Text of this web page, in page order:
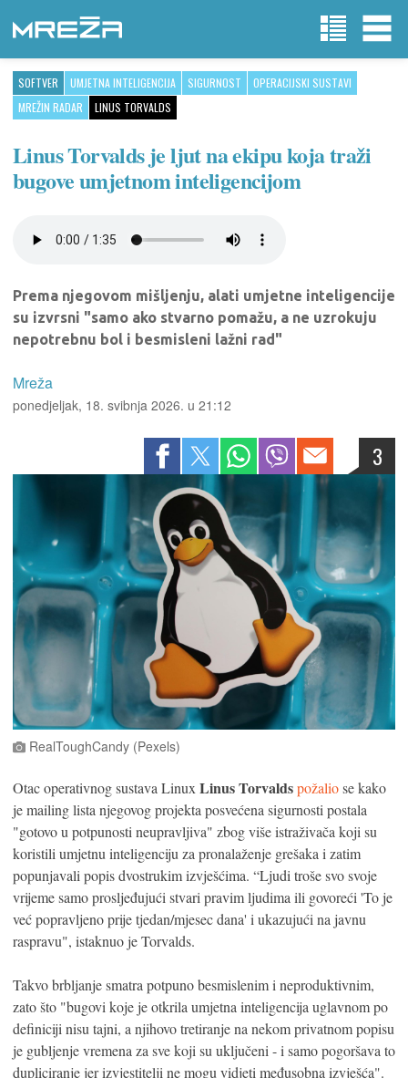
SOFTVER UMJETNA INTELIGENCIJA SIGURNOST
OPERACIJSKI SUSTAVI
MREŽIN RADAR
LINUS TORVALDS
Linus Torvalds je ljut na ekipu koja traži
bugove umjetnom inteligencijom
Prema njegovom mišljenju, alati umjetne inteligencije
su izvrsni "samo ako stvarno pomažu, a ne uzrokuju
nepotrebnu bol i besmisleni lažni rad"
Mreža
ponedjeljak, 18. svibnja 2026. u 21:12
3
RealToughCandy (Pexels)
Otac operativnog sustava Linux Linus Torvaldspožaliose kako
je mailing lista njegovog projekta posvećena sigurnosti postala
"gotovo u potpunosti neupravljiva" zbog više istraživača koji su
koristili umjetnu inteligenciju za pronalaženje grešaka i zatim
popunjavali popis dvostrukim izvješćima. “Ljudi troše svo svoje
vrijeme samo prosljeđujući stvari pravim ljudima ili govoreći 'To je
već popravljeno prije tjedan/mjesec dana' i ukazujući na javnu
raspravu", istaknuo je Torvalds.
Takvo brbljanje smatra potpuno besmislenim i neproduktivnim,
zato što "bugovi koje je otkrila umjetna inteligencija uglavnom po
definiciji nisu tajni, a njihovo tretiranje na nekom privatnom popisu
je gubljenje vremena za sve koji su uključeni - i samo pogoršava to
dupliciranje jer izvjestitelji ne mogu vidjeti međusobna izvješća".